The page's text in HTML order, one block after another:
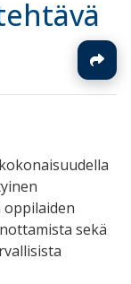
oppilaiden
sekä